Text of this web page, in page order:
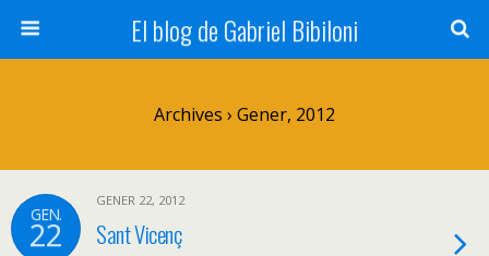
El blog de Gabriel Bibiloni
Archives › Gener, 2012
GEN.
22
GENER 22, 2012
Sant Vicenç